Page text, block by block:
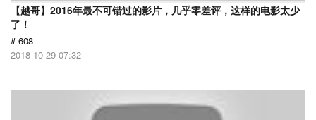
【越哥】2016年最不可错过的影片，几乎零差评，这样的电影太少
了！
# 608
2018-10-29 07:32